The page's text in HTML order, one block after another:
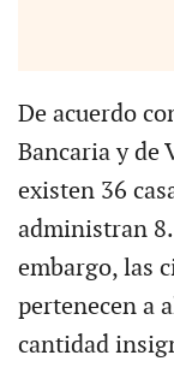
De acuerdo
Bancaria y de
existen 36
administran
embargo, las
pertenecen a
cantidad